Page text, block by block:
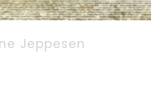
Jeppesen